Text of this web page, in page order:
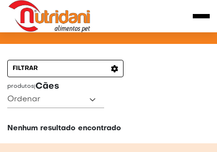
PRODUTOS PARA CÃES
FILTRAR
produtos Cães
Ordenar
Nenhum resultado encontrado